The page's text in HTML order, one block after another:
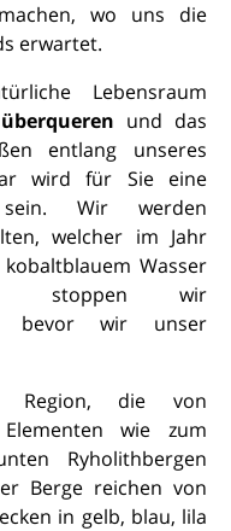
wo uns die
erwartet.
Lebensraum
und das
entlang unseres
wird für Sie eine
sein. Wir werden
welcher im Jahr
Wasser
stoppen wir
bevor wir unser
Region, die von
wie zum
Ryholithbergen
Berge reichen von
in gelb, blau, lila